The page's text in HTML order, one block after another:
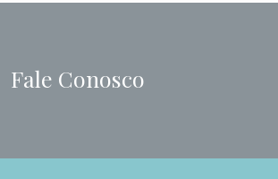
Fale Conosco